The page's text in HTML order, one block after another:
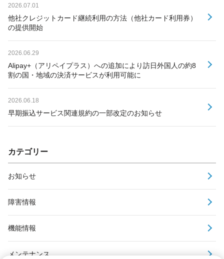
2026.07.01
他社クレジットカード継続利用の方法（他社カード利用券）
の提供開始
2026.06.29
Alipay+（アリペイプラス）への追加により訪日外国人の約8
割の国・地域の決済サービスが利用可能に
2026.06.18
早期振込サービス関連規約の一部改定のお知らせ
カテゴリー
お知らせ
障害情報
機能情報
メンテナンス